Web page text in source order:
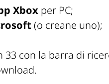
Xbox per PC;
(o creane uno);
33 con la barra di